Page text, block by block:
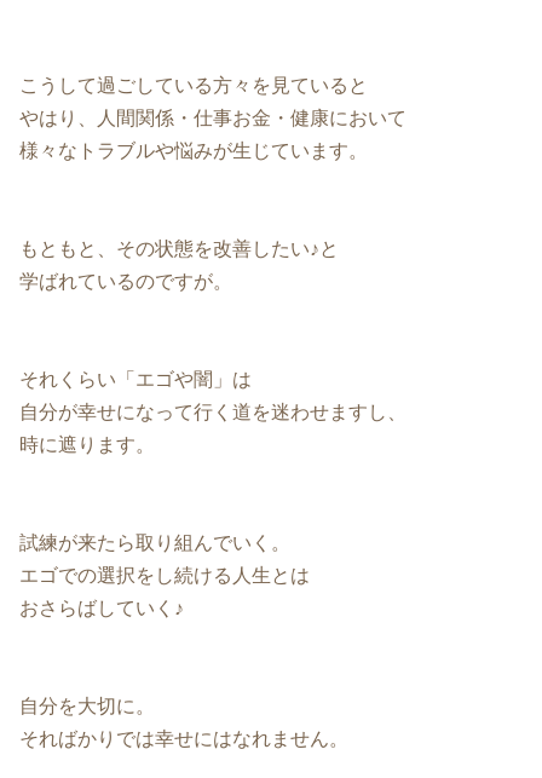
こうして過ごしている方々を見ていると
やはり、人間関係・仕事お金・健康において
様々なトラブルや悩みが生じています。
もともと、その状態を改善したい♪と
学ばれているのですが。
それくらい「エゴや闇」は
自分が幸せになって行く道を迷わせますし、
時に遮ります。
試練が来たら取り組んでいく。
エゴでの選択をし続ける人生とは
おさらばしていく♪
自分を大切に。
そればかりでは幸せにはなれません。